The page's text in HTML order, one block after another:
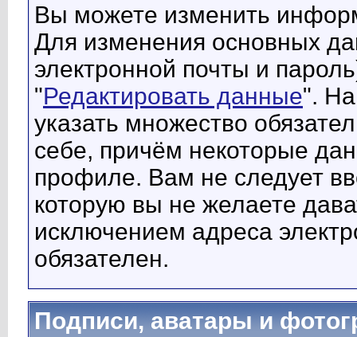
Вы можете изменить
Для изменения основных
электронной почты и
"Редактировать данные".
указать множество
себе, причём некоторые
профиле. Вам не следует
которую вы не желаете
исключением адреса
обязателен.
Подписи, аватары и